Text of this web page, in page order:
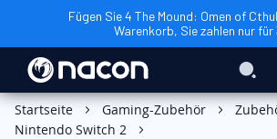
Fügen Sie 4 The Mound: Omen of
Warenkorb, Sie zahlen nur für
In
Startseite Gaming-Zubehör
Nintendo Switch 2